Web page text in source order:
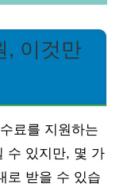
, 이것만
료를 지원하는
수 있지만, 몇 가
로 받을 수 있습